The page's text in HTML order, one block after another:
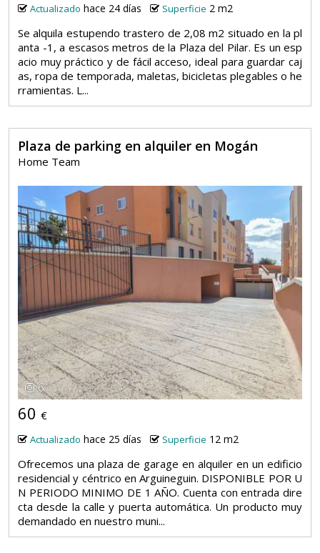
Actualizado hace 24 días Superficie 2 m2
Se alquila estupendo trastero de 2,08 m2 situado en la pl
anta -1, a escasos metros de la Plaza del Pilar. Es un esp
acio muy práctico y de fácil acceso, ideal para guardar caj
as, ropa de temporada, maletas, bicicletas plegables o he
rramientas. L...
Plaza de parking en alquiler en Mogán
Home Team
6
60 €
Actualizado hace 25 días Superficie 12 m2
Ofrecemos una plaza de garage en alquiler en un edificio
residencial y céntrico en Arguineguin. DISPONIBLE POR U
N PERIODO MINIMO DE 1 AÑO. Cuenta con entrada dire
cta desde la calle y puerta automática. Un producto muy
demandado en nuestro muni...